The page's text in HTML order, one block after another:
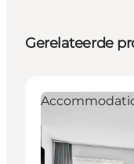
Gerelateerde